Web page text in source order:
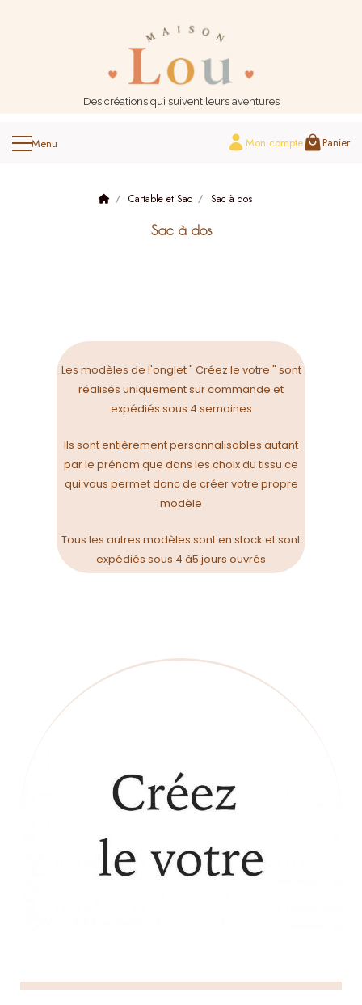
Des créations qui suivent leurs aventures
Mon compte Panier
Cartable et Sac Sac à dos
Sac à dos
Les modèles de l'onglet " Créez le votre " sont
réalisés uniquement sur commande et
expédiés sous 4 semaines
Ils sont entièrement personnalisables autant
par le prénom que dans les choix du tissu ce
qui vous permet donc de créer votre propre
modèle
Tous les autres modèles sont en stock et sont
expédiés sous 4 à5 jours ouvrés